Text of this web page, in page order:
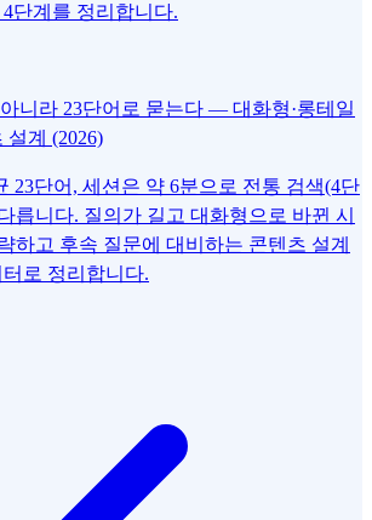
단계를 정리합니다.
니라 23단어로 묻는다 — 대화형·롱테일
설계 (2026)
23단어, 세션은 약 6분으로 전통 검색(4단
릅니다. 질의가 길고 대화형으로 바뀐 시
하고 후속 질문에 대비하는 콘텐츠 설계
로 정리합니다.